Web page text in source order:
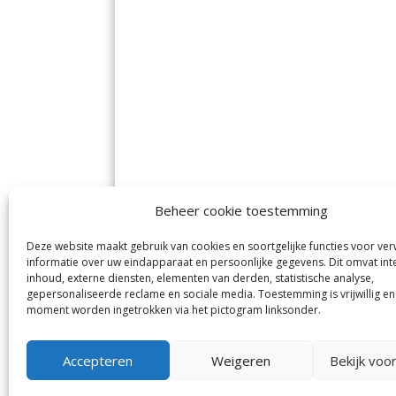
Beheer cookie toestemming
Deze website maakt gebruik van cookies en soortgelijke functies voor
informatie over uw eindapparaat en persoonlijke gegevens. Dit omvat
inhoud, externe diensten, elementen van derden, statistische analyse,
gepersonaliseerde reclame en sociale media. Toestemming is vrijwillig
moment worden ingetrokken via het pictogram linksonder.
Accepteren Weigeren Bekijk
De Nieuwe Meerbode
Visserstraat 10
1431 GJ Aalsmeer
0297-341900
info@meerbode.nl
en
De